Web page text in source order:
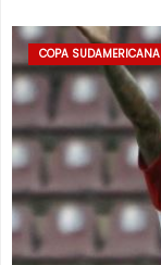
COPA SUDAMERICANA